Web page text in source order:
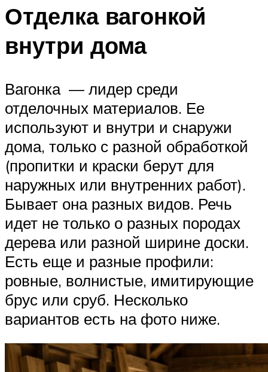
Отделка вагонкой
внутри дома
Вагонка — лидер среди
отделочных материалов. Ее
используют и внутри и снаружи
дома, только с разной обработкой
(пропитки и краски берут для
наружных или внутренних работ).
Бывает она разных видов. Речь
идет не только о разных породах
дерева или разной ширине доски.
Есть еще и разные профили:
ровные, волнистые, имитирующие
брус или сруб. Несколько
вариантов есть на фото ниже.